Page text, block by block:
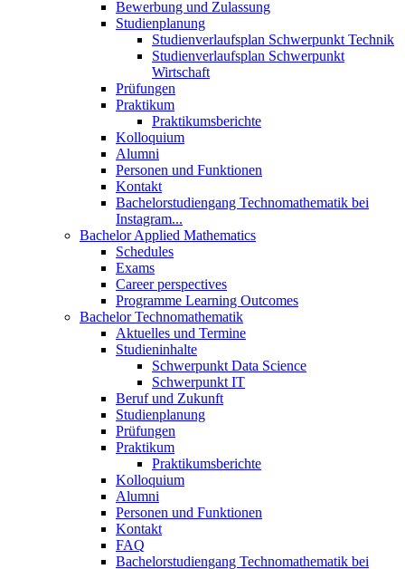
Bewerbung und Zulassung
Studienplanung
Studienverlaufsplan Schwerpunkt Technik
Studienverlaufsplan Schwerpunkt
Wirtschaft
Prüfungen
Praktikum
Praktikumsberichte
Kolloquium
Alumni
Personen und Funktionen
Kontakt
Bachelorstudiengang Technomathematik bei
Instagram...
Bachelor Applied Mathematics
Schedules
Exams
Career perspectives
Programme Learning Outcomes
Bachelor Technomathematik
Aktuelles und Termine
Studieninhalte
Schwerpunkt Data Science
Schwerpunkt IT
Beruf und Zukunft
Studienplanung
Prüfungen
Praktikum
Praktikumsberichte
Kolloquium
Alumni
Personen und Funktionen
Kontakt
FAQ
Bachelorstudiengang Technomathematik bei